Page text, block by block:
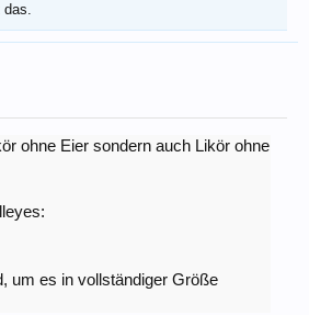
das.
ohne Eier sondern auch Likör ohne
um es in vollständiger Größe